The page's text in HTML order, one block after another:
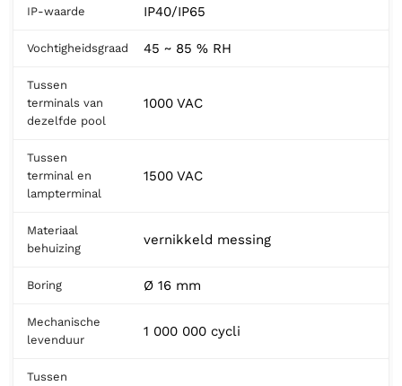
IP-waarde IP40/IP65
Vochtigheidsgraad 45 ~ 85 % RH
Tussen
terminals van
dezelfde pool
1000 VAC
Tussen
terminal en
lampterminal
1500 VAC
Materiaal
behuizing
vernikkeld messing
Boring Ø 16 mm
Mechanische
levenduur
1 000 000 cycli
Tussen